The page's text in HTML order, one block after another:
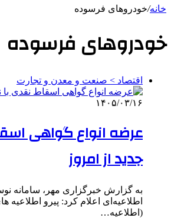
خانه/خودروهای فرسوده
خودروهای فرسوده
اقتصاد > صنعت و معدن و تجارت
۱۴۰۵/۰۳/۱۶
عرضه انواع گواهی
جدید از امروز
به گزارش خبرگزاری مهر، سامانه
اطلاعیه‌ای اعلام کرد: پیرو اطلاعیه
(اطلاعیه…